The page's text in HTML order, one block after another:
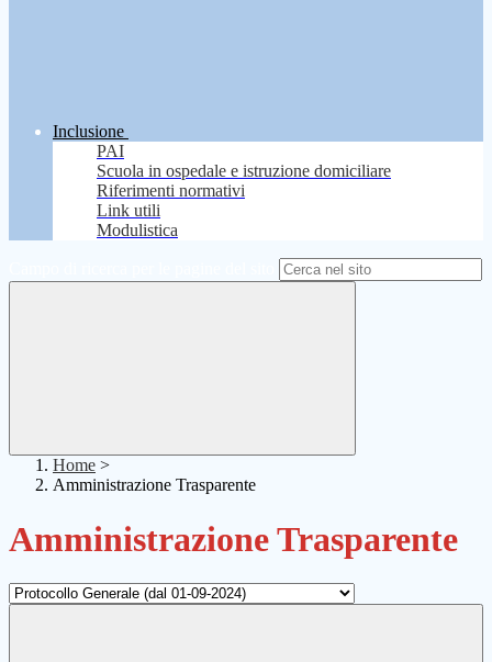
Inclusione
PAI
Scuola in ospedale e istruzione domiciliare
Riferimenti normativi
Link utili
Modulistica
Home >
Amministrazione Trasparente
Amministrazione Trasparente